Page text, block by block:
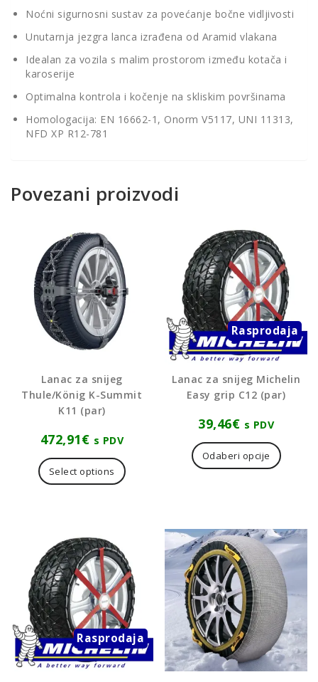
Noćni sigurnosni sustav za povećanje bočne vidljivosti
Unutarnja jezgra lanca izrađena od Aramid vlakana
Idealan za vozila s malim prostorom između kotača i
karoserije
Optimalna kontrola i kočenje na skliskim površinama
Homologacija: EN 16662-1, Onorm V5117, UNI 11313,
NFD XP R12-781
Povezani proizvodi
Lanac za snijeg
Thule/König K-Summit
K11 (par)
472,91€ s PDV
Select options
Rasprodaja
Lanac za snijeg Michelin
Easy grip C12 (par)
39,46€ s PDV
Odaberi opcije
mogu
na
stranici
Rasprodaja